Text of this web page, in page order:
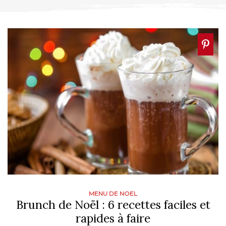
MENU DE NOEL
Brunch de Noël : 6 recettes faciles et
rapides à faire